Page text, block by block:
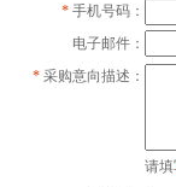
* 手机号码：
电子邮件：
* 采购意向描述：
请